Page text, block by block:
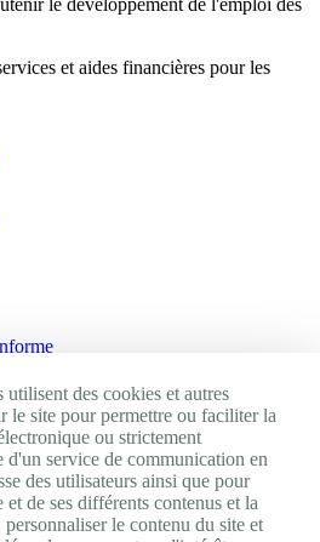
le développement de l'emploi des
et aides financières pour les
utilisent des cookies et autres
le site pour permettre ou faciliter la
ou strictement
d'un service de communication en
des utilisateurs ainsi que pour
de ses différents contenus et la
le contenu du site et